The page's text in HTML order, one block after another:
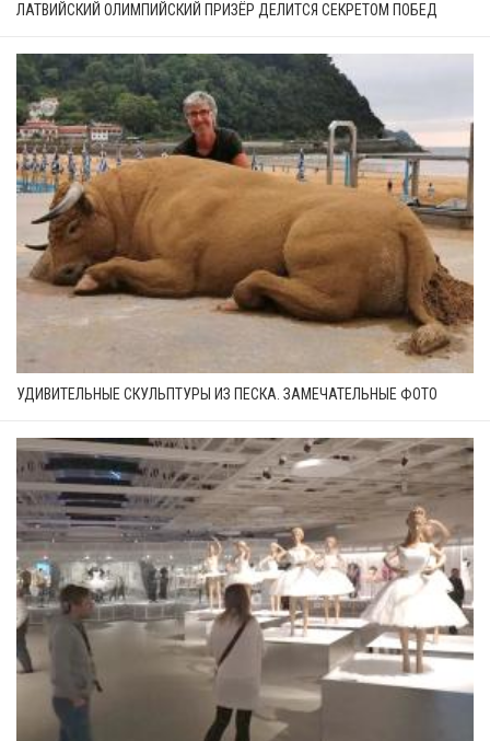
ЛАТВИЙСКИЙ ОЛИМПИЙСКИЙ ПРИЗЁР ДЕЛИТСЯ СЕКРЕТОМ ПОБЕД
УДИВИТЕЛЬНЫЕ СКУЛЬПТУРЫ ИЗ ПЕСКА. ЗАМЕЧАТЕЛЬНЫЕ ФОТО